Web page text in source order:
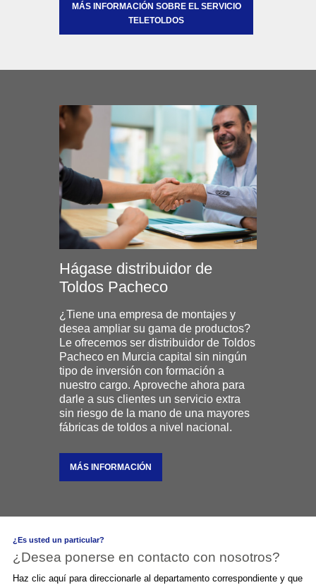
MÁS INFORMACIÓN SOBRE EL SERVICIO
TELETOLDOS
Hágase distribuidor de
Toldos Pacheco
¿Tiene una empresa de montajes y
desea ampliar su gama de productos?
Le ofrecemos ser distribuidor de Toldos
Pacheco en Murcia capital sin ningún
tipo de inversión con formación a
nuestro cargo. Aproveche ahora para
darle a sus clientes un servicio extra
sin riesgo de la mano de una mayores
fábricas de toldos a nivel nacional.
MÁS INFORMACIÓN
¿Es usted un particular?
¿Desea ponerse en contacto con nosotros?
Haz clic aquí para direccionarle al departamento correspondiente y que